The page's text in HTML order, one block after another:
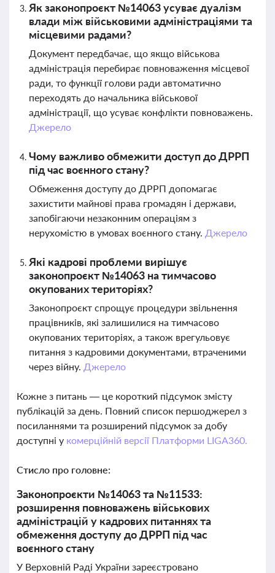
Як законопроєкт №14063 усуває дуалізм
влади між військовими адміністраціями та
місцевими радами?
Документ передбачає, що якщо військова
адміністрація перебирає повноваження місцевої
ради, то функції голови ради автоматично
переходять до начальника військової
адміністрації, що усуває конфлікти повноважень.
Джерело
Чому важливо обмежити доступ до ДРРП
під час воєнного стану?
Обмеження доступу до ДРРП допомагає
захистити майнові права громадян і держави,
запобігаючи незаконним операціям з
нерухомістю в умовах воєнного стану. Джерело
Які кадрові проблеми вирішує
законопроєкт №14063 на тимчасово
окупованих територіях?
Законопроєкт спрощує процедури звільнення
працівників, які залишилися на тимчасово
окупованих територіях, а також врегульовує
питання з кадровими документами, втраченими
через війну. Джерело
Кожне з питань — це короткий підсумок змісту
публікацій за день. Повний список першоджерел з
посиланнями та розширений підсумок за добу
доступні у комерційній версії Платформи LIGA360.
Стисло про головне:
Законопроєкти №14063 та №11533:
розширення повноважень військових
адміністрацій у кадрових питаннях та
обмеження доступу до ДРРП під час
воєнного стану
У Верховній Раді України зареєстровано